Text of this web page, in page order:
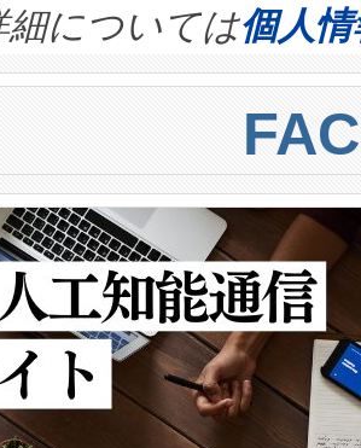
reliability for AI
to ensure battery
は、ai&のAI
ム統合、試運転、
階のデータを監視
ルモードでは、
で検出でき、これ
約600メートルに
率10％のターゲッ
最大検知距離は
最大1キロメート
周囲を監視でき、
処理を簡素化でき
2種類のFOVオプシ
細については個人